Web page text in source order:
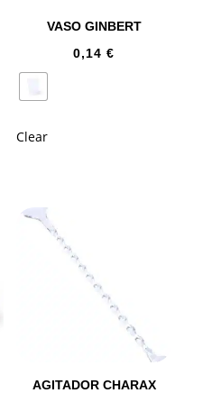
VASO GINBERT
0,14€
Clear
AGITADOR CHARAX